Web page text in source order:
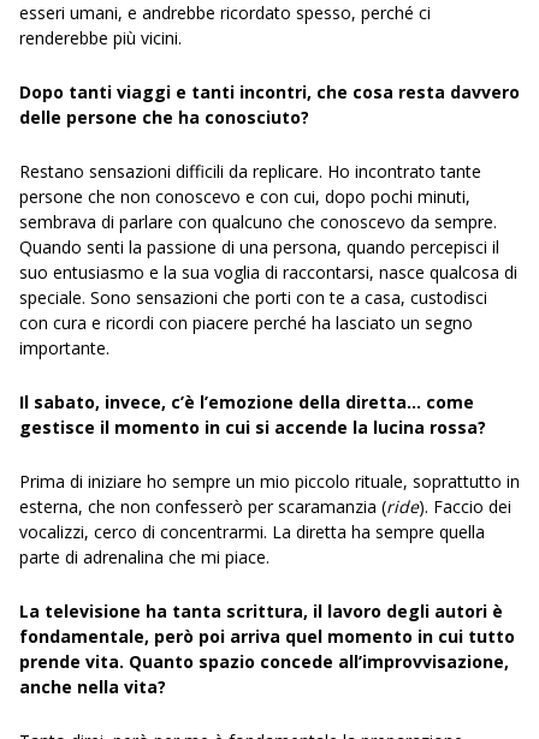
esseri umani, e andrebbe ricordato spesso, perché ci
renderebbe più vicini.
Dopo tanti viaggi e tanti incontri, che cosa resta davvero
delle persone che ha conosciuto?
Restano sensazioni difficili da replicare. Ho incontrato tante
persone che non conoscevo e con cui, dopo pochi minuti,
sembrava di parlare con qualcuno che conoscevo da sempre.
Quando senti la passione di una persona, quando percepisci il
suo entusiasmo e la sua voglia di raccontarsi, nasce qualcosa di
speciale. Sono sensazioni che porti con te a casa, custodisci
con cura e ricordi con piacere perché ha lasciato un segno
importante.
Il sabato, invece, c’è l’emozione della diretta… come
gestisce il momento in cui si accende la lucina rossa?
Prima di iniziare ho sempre un mio piccolo rituale, soprattutto in
esterna, che non confesserò per scaramanzia (ride). Faccio dei
vocalizzi, cerco di concentrarmi. La diretta ha sempre quella
parte di adrenalina che mi piace.
La televisione ha tanta scrittura, il lavoro degli autori è
fondamentale, però poi arriva quel momento in cui tutto
prende vita. Quanto spazio concede all’improvvisazione,
anche nella vita?